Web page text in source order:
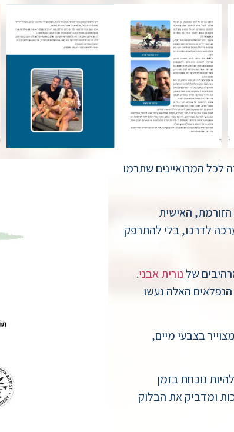
לכל המרואיינים שתרמו
האישית
לדרכו, בלי להתרפק
נורית אבני.
הנפלאים האלה נעשו
בצבעי מיים,
נוכחת בזמן
ומדביק את הבלוק